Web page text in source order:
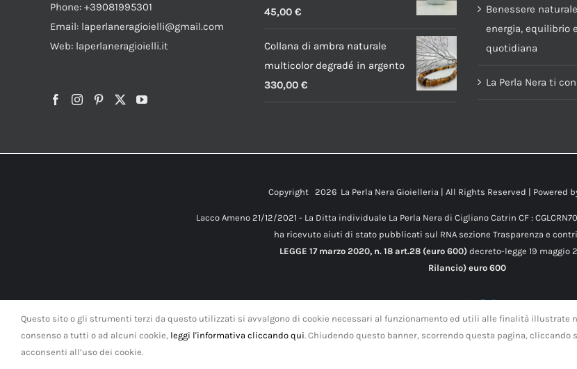
Phone: +39081995301
Email: laperlaneragioielli@gmail.com
Web: laperlaneragioielli.it
45,00 €
Collana di ambra naturale
multicolor degradé in argento
330,00 €
Benessere
energia, equilibrio
quotidiana
La Perla Nera ti
Copyright 2026 La Perla Nera Gioielleria | All Rights Reserved | Powered
Lacco Ameno 21/12/2021 - La Ditta individuale La Perla Nera di Cigliano Catrin CF :
ha ricevuto aiuti di stato pubblicati sul RNA sezione Trasparenza e
LEGGE 17 marzo 2020, n. 18 art.28 (euro 600)decreto-legge 19 maggio
Rilancio) euro 600
Questo sito o gli strumenti terzi da questo utilizzati si avvalgono di cookie necessari al funzionamento ed utili alle finalità illustrate
consenso a tutti o ad alcuni cookie, leggi l'informativa cliccando qui. Chiudendo questo banner, scorrendo questa pagina,
acconsenti all’uso dei cookie.